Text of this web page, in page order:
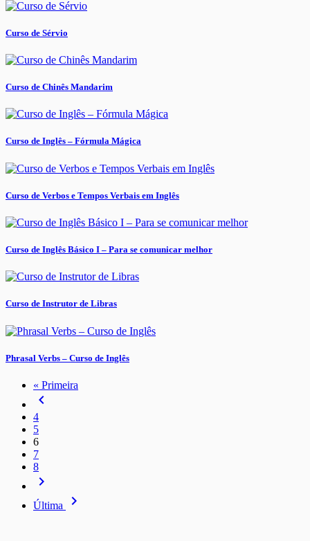
Curso de Sérvio
Curso de Chinês Mandarim
Curso de Inglês – Fórmula Mágica
Curso de Verbos e Tempos Verbais em Inglês
Curso de Inglês Básico I – Para se comunicar melhor
Curso de Instrutor de Libras
Phrasal Verbs – Curso de Inglês
« Primeira
navigate_before
4
5
6
7
8
navigate_next
Última navigate_next